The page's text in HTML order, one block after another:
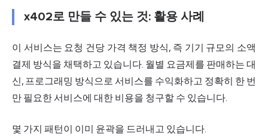
x402로 만들 수 있는 것: 활용 사례
이 서비스는 요청 건당 가격 책정 방식, 즉 기기 규모의 소액
결제 방식을 채택하고 있습니다. 월별 요금제를 판매하는 대
신, 프로그래밍 방식으로 서비스를 수익화하고 정확히 한 번
만 필요한 서비스에 대한 비용을 청구할 수 있습니다.
몇 가지 패턴이 이미 윤곽을 드러내고 있습니다.